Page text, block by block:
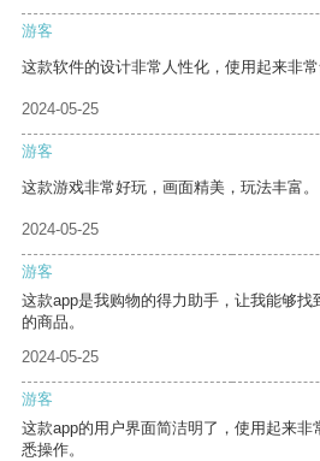
游客
这款软件的设计非常人性化，使用起来非常
2024-05-25
游客
这款游戏非常好玩，画面精美，玩法丰富。
2024-05-25
游客
这款app是我购物的得力助手，让我能够
的商品。
2024-05-25
游客
这款app的用户界面简洁明了，使用起来
悉操作。